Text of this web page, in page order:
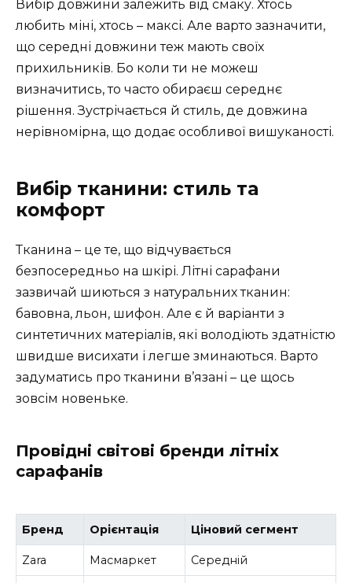
Вибір довжини залежить від смаку. Хтось
любить міні, хтось – максі. Але варто зазначити,
що середні довжини теж мають своїх
прихильників. Бо коли ти не можеш
визначитись, то часто обираєш середнє
рішення. Зустрічається й стиль, де довжина
нерівномірна, що додає особливої вишуканості.
Вибір тканини: стиль та
комфорт
Тканина – це те, що відчувається
безпосередньо на шкірі. Літні сарафани
зазвичай шиються з натуральних тканин:
бавовна, льон, шифон. Але є й варіанти з
синтетичних матеріалів, які володіють здатністю
швидше висихати і легше зминаються. Варто
задуматись про тканини в’язані – це щось
зовсім новеньке.
Провідні світові бренди літніх
сарафанів
Бренд Орієнтація Ціновий сегмент
Zara Масмаркет Середній